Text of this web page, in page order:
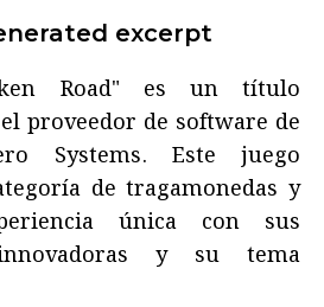
excerpt
Road" es un título
proveedor de software de
Systems. Este juego
de tragamonedas y
única con sus
y su tema